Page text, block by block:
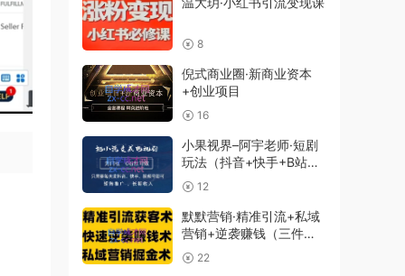
8
倪式商业圈·新商业资本
+创业项目
16
小果视界–阿宇老师·短剧
玩法（抖音+快手+B站
+视频号）
12
默默营销·精准引流+私域
营销+逆袭赚钱（三件
套）
22